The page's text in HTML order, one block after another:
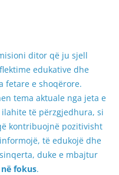
ditor që ju sjell
edukative dhe
fetare e shoqërore.
tema aktuale nga jeta e
të përzgjedhura, si
kontribuojnë pozitivisht
të edukojë dhe
duke e mbajtur
fokus.